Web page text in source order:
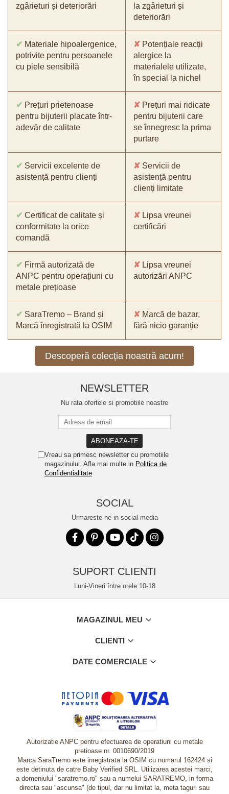
zgârieturi și deteriorări
la zgârieturi și
deteriorări
✔ Materiale hipoalergenice,
potrivite pentru persoanele
cu piele sensibilă
✘ Potențiale reacții
alergice la
materialele utilizate,
în special la nichel
✔ Prețuri prietenoase
pentru bijuterii placate într-
adevăr de calitate
✘ Prețuri mai ridicate
pentru bijuterii care
se înnegresc la prima
purtare
✔ Servicii excelente de
asistență pentru clienți
✘ Servicii de
asistență pentru
clienți limitate
✔ Certificat de calitate și
conformitate la orice
comandă
✘ Lipsa vreunei
certificări
✔ Firmă autorizată de
ANPC pentru operațiuni cu
metale prețioase
✘ Lipsa vreunei
autorizări ANPC
✔ SaraTremo – Brand și
Marcă înregistrată la OSIM
✘ Marcă de bazar,
fără nicio garanție
Descoperă colecția noastră acum!
NEWSLETTER
Nu rata ofertele si promotiile noastre
Vreau sa primesc newsletter cu promotiile
magazinului. Afla mai multe in Politica de
Confidentialitate
SOCIAL
Urmareste-ne in social media
SUPORT CLIENTI
Luni-Vineri între orele 10-18
MAGAZINUL MEU
CLIENTI
DATE COMERCIALE
Autorizatie ANPC pentru efectuarea de operatiuni cu metale
pretioase nr. 0010690/2019
Marca SaraTremo este inregistrata la OSIM cu numarul 162424 si
este detinuta de catre Baby Verified SRL. Utilizarea acestei marci,
a domeniului "saratremo.ro" sau a numelui SARATREMO, in forma
directa sau "ascunsa" (de tipul, dar nu limitat la, meta taguri sau